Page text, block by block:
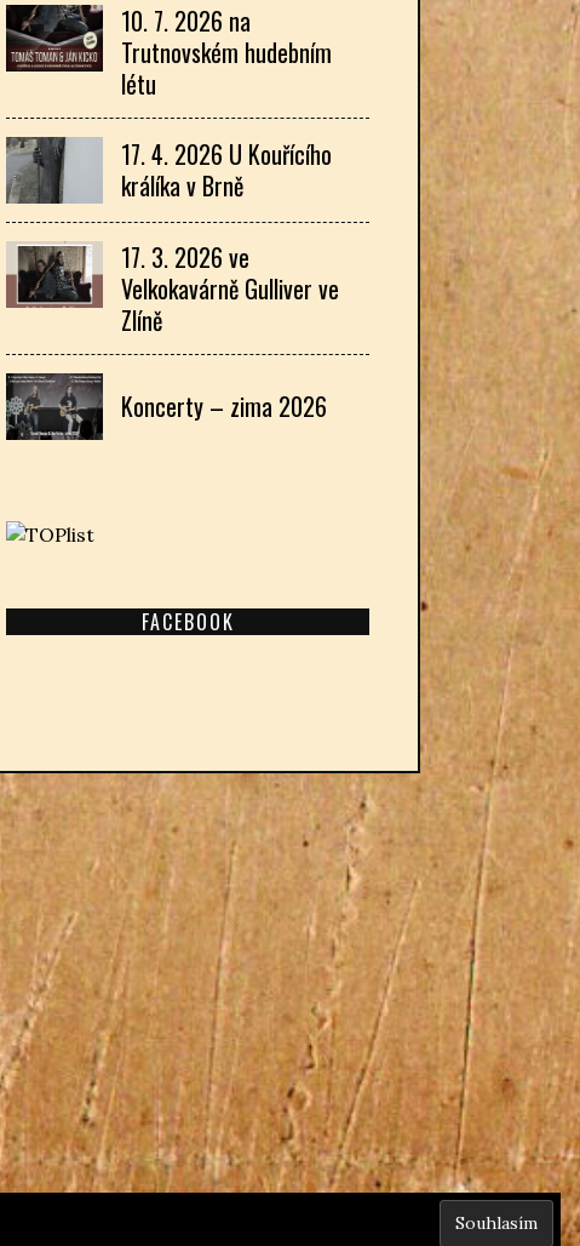
10. 7. 2026 na
Trutnovském hudebním
létu
17. 4. 2026 U Kouřícího
králíka v Brně
17. 3. 2026 ve
Velkokavárně Gulliver ve
Zlíně
Koncerty – zima 2026
FACEBOOK